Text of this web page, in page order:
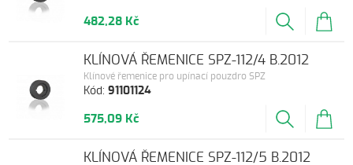
482,28 Kč
Kód:91101124
Klínové řemenice pro upínací pouzdro SPZ
KLÍNOVÁ ŘEMENICE SPZ-112/4 B.2012
575,09 Kč
KLÍNOVÁ ŘEMENICE SPZ-112/5 B.2012